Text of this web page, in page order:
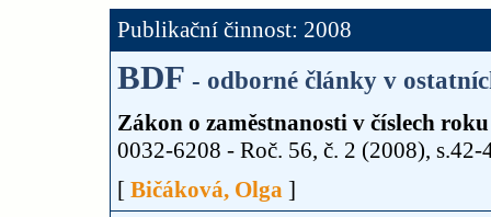
Publikační činnost: 2008
BDF - odborné články v
Zákon o zaměstnanosti v číslech
0032-6208 - Roč. 56, č. 2 (2008), s.42-
[ Bičáková, Olga ]